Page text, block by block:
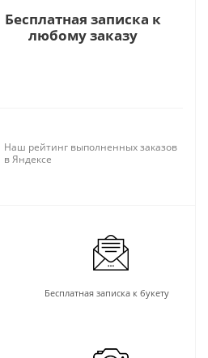
Бесплатная записка к
любому заказу
Наш рейтинг выполненных заказов
в Яндексе
Бесплатная записка к букету